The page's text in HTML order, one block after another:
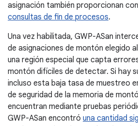
asignación también proporcionan
consultas de fin de procesos.
Una vez habilitada, GWP-ASan
de asignaciones de montón elegido
una región especial que capta
montón difíciles de detectar. Si hay
incluso esta baja tasa de muestreo
de seguridad de la memoria de
encuentran mediante pruebas
GWP-ASan encontró una cantidad